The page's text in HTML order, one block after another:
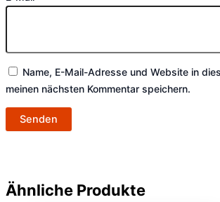
Name, E-Mail-Adresse und Website in
meinen nächsten Kommentar speichern.
Ähnliche Produkte